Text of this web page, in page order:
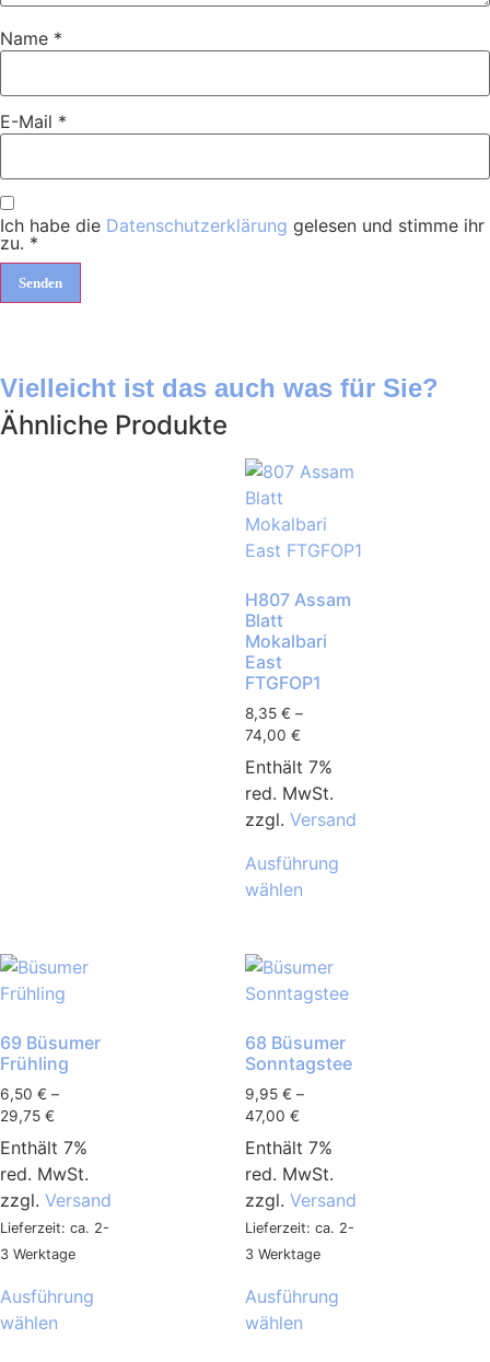
Name *
E-Mail *
Ich habe die Datenschutzerklärung gelesen und stimme ihr
zu. *
Vielleicht ist das auch was für Sie?
Ähnliche Produkte
H807 Assam
Blatt
Mokalbari
East
FTGFOP1
8,35 € –
74,00 €
Enthält 7%
red. MwSt.
zzgl. Versand
Ausführung
wählen
69 Büsumer
Frühling
6,50 € –
29,75 €
Enthält 7%
red. MwSt.
zzgl. Versand
Lieferzeit: ca. 2-
3 Werktage
Ausführung
wählen
68 Büsumer
Sonntagstee
9,95 € –
47,00 €
Enthält 7%
red. MwSt.
zzgl. Versand
Lieferzeit: ca. 2-
3 Werktage
Ausführung
wählen